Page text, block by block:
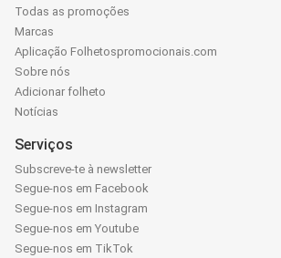
Todas as promoções
Marcas
Aplicação Folhetospromocionais.com
Sobre nós
Adicionar folheto
Notícias
Serviços
Subscreve-te à newsletter
Segue-nos em Facebook
Segue-nos em Instagram
Segue-nos em Youtube
Segue-nos em TikTok